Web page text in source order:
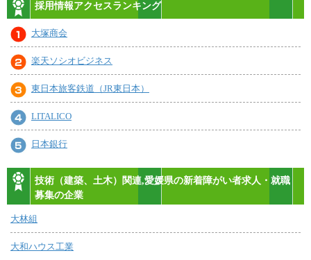
採用情報アクセスランキング
大塚商会
楽天ソシオビジネス
東日本旅客鉄道（JR東日本）
LITALICO
日本銀行
技術（建築、土木）関連,愛媛県の新着障がい者求人・就職
募集の企業
大林組
大和ハウス工業